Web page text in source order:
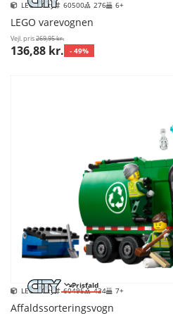
LEGO City 60500 276 6+
LEGO varevognen
Vejl. pris269,95 kr.
136,88 kr. - 49%
Prisfald
LEGO City 60495 434 7+
Affaldssorteringsvogn